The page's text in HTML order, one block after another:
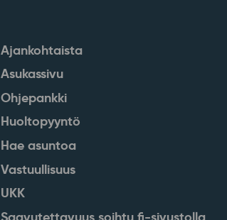
Ajankohtaista
Asukassivu
Ohjepankki
Huoltopyyntö
Hae asuntoa
Vastuullisuus
UKK
Saavutettavuus soihtu.fi-sivustolla